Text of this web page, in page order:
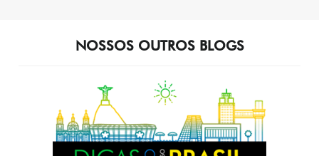
NOSSOS OUTROS BLOGS